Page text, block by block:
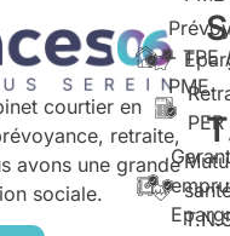
courtier en
retraite,
avons une grande
sociale.
- TPE
PME
PER